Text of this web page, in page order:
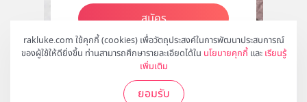
rakluke.com ใช้คุกกี้ (cookies) เพื่อวัตถุประสงค์ในการพัฒนาประสบการณ์
ของผู้ใช้ให้ดียิ่งขึ้น ท่านสามารถศึกษารายละเอียดได้ใน นโยบายคุกกี้ และ เรียนรู้
เพิ่มเติม
ยอมรับ
สมัคร
ติดตามเราได้ที่